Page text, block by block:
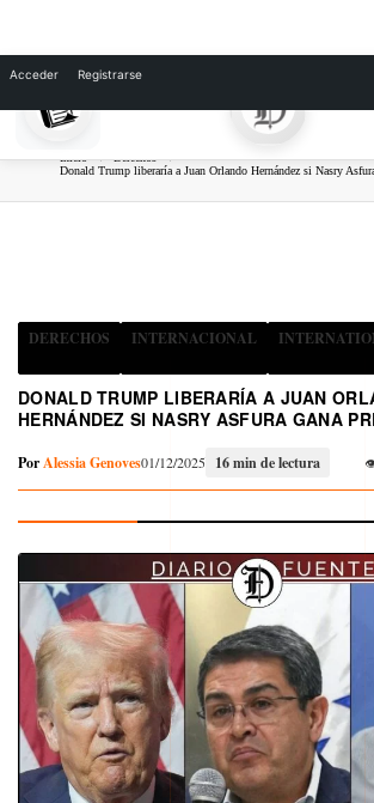
Inicio
Derechos
Donald Trump liberaría a Juan Orlando Hernández si Nasry
DERECHOS INTERNACIONAL
DONALD TRUMP LIBERARÍA A JUAN
HERNÁNDEZ SI NASRY ASFURA GANA
PorAlessia Genoves01/12/2025 16 min de lectura
Acceder Registrarse